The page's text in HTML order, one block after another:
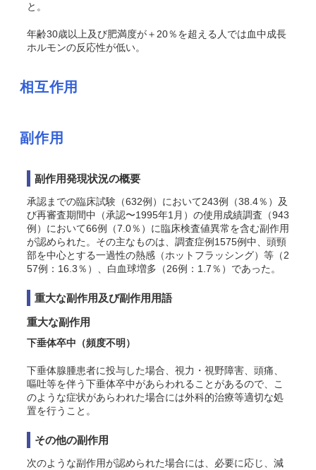
と。
年齢30歳以上及び肥満度が＋20％を超える人では血中成長
ホルモンの反応性が低い。
相互作用
副作用
副作用発現状況の概要
承認までの臨床試験（632例）において243例（38.4％）及
び再審査期間中（承認〜1995年1月）の使用成績調査（943
例）において66例（7.0％）に臨床検査値異常を含む副作用
が認められた。その主なものは、調査症例1575例中、頭頸
部を中心とする一過性の熱感（ホットフラッシング）等（2
57例：16.3％）、白血球増多（26例：1.7％）であった。
重大な副作用及び副作用用語
重大な副作用
下垂体卒中 （頻度不明）
下垂体腺腫患者に投与した場合、視力・視野障害、頭痛、
嘔吐等を伴う下垂体卒中があらわれることがあるので、こ
のような症状があらわれた場合には外科的治療等適切な処
置を行うこと。
その他の副作用
次のような副作用が認められた場合には、必要に応じ、減